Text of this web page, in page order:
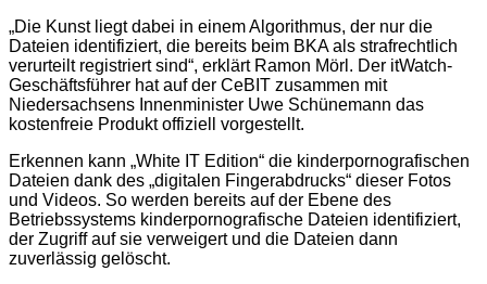
„Die Kunst liegt dabei in einem Algorithmus, der nur die
Dateien identifiziert, die bereits beim BKA als strafrechtlich
verurteilt registriert sind“, erklärt Ramon Mörl. Der itWatch-
Geschäftsführer hat auf der CeBIT zusammen mit
Niedersachsens Innenminister Uwe Schünemann das
kostenfreie Produkt offiziell vorgestellt.
Erkennen kann „White IT Edition“ die kinderpornografischen
Dateien dank des „digitalen Fingerabdrucks“ dieser Fotos
und Videos. So werden bereits auf der Ebene des
Betriebssystems kinderpornografische Dateien identifiziert,
der Zugriff auf sie verweigert und die Dateien dann
zuverlässig gelöscht.